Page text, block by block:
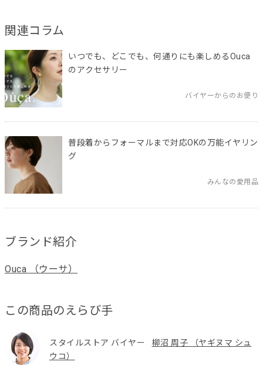
関連コラム
いつでも、どこでも、何通りにも楽しめるOuca
のアクセサリー
バイヤーからのお便り
普段着からフォーマルまで対応OKの万能イヤリン
グ
みんなの愛用品
ブランド紹介
Ouca （ウーサ）
この商品のえらび手
スタイルストア バイヤー
柳沼 周子 （ヤギヌマ シュ
ウコ）